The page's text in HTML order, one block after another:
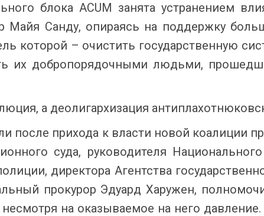
блока ACUM занята устранением
Майя Санду, опираясь на поддержку
которой – очистить государственную
их добропорядочными людьми,
а деолигархизация
после прихода к власти новой коалиции
суда, руководителя
директора Агентства
прокурор Эдуард Харужен,
на оказываемое на него